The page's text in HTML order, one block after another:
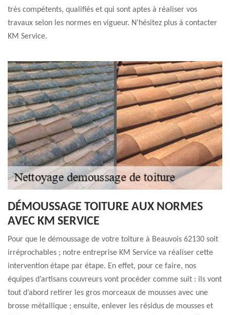
très compétents, qualifiés et qui sont aptes à réaliser vos
travaux selon les normes en vigueur. N’hésitez plus à contacter
KM Service.
DÉMOUSSAGE TOITURE AUX NORMES
AVEC KM SERVICE
Pour que le démoussage de votre toiture à Beauvois 62130 soit
irréprochables ; notre entreprise KM Service va réaliser cette
intervention étape par étape. En effet, pour ce faire, nos
équipes d’artisans couvreurs vont procéder comme suit : ils vont
tout d’abord retirer les gros morceaux de mousses avec une
brosse métallique ; ensuite, enlever les résidus de mousses et